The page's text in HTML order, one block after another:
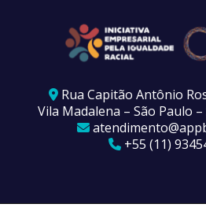
Rua Capitão Antônio
Vila Madalena – São Paulo –
+55 (11)